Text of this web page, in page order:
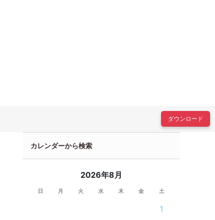
ダウンロード
カレンダーから検索
2026年8月
日 月 火 水 木 金 土
1